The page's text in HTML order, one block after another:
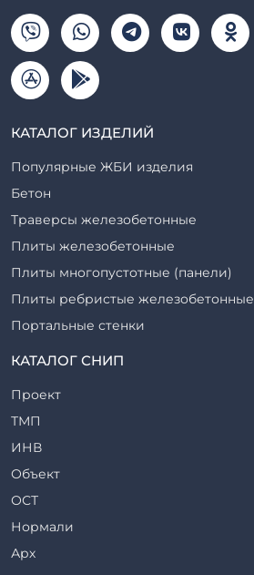
КАТАЛОГ ИЗДЕЛИЙ
Популярные ЖБИ изделия
Бетон
Траверсы железобетонные
Плиты железобетонные
Плиты многопустотные (панели)
Плиты ребристые железобетонные
Портальные стенки
Прогоны железобетонные
Ригели железобетонные
Сваи железобетонные
Стеновые блоки
Стойки железобетонные
Столбы железобетонные
Закладные детали
Трубы железобетонные
КАТАЛОГ СНИП
Проект
ТМП
ИНВ
Объект
ОСТ
Нормали
Арх